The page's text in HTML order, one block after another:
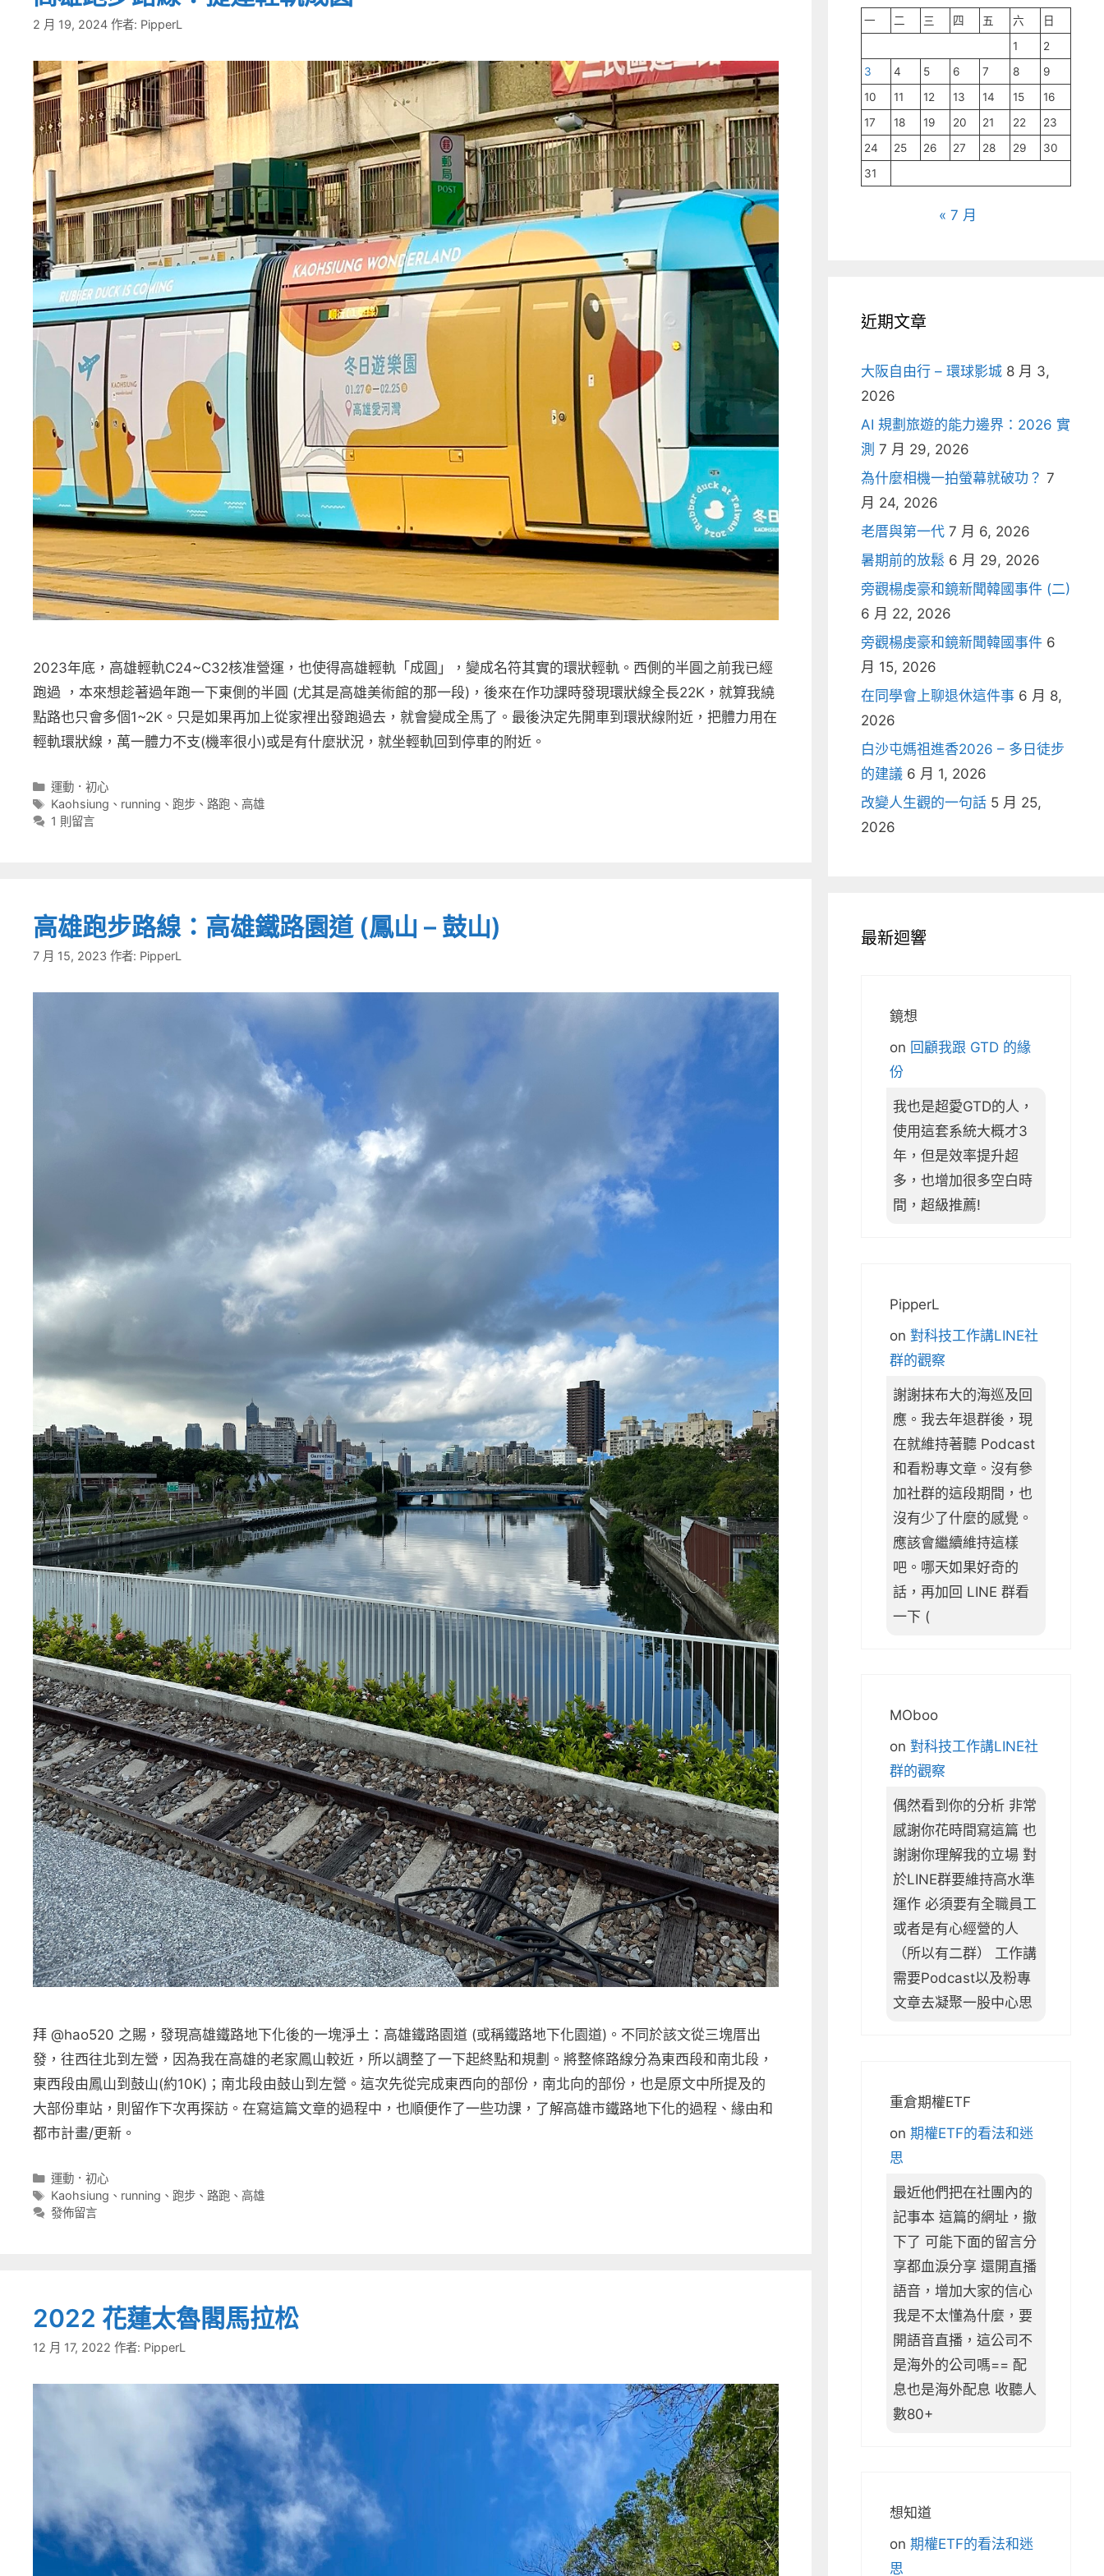
2 月 19, 2024 作者: PipperL
2023年底，高雄輕軌C24~C32核准營運，也使得高雄輕軌「成圓」，變成名符其實的環狀輕軌。西側的半圓之前我已經
跑過 ，本來想趁著過年跑一下東側的半圓 (尤其是高雄美術館的那一段)，後來在作功課時發現環狀線全長22K，就算我繞
點路也只會多個1~2K。只是如果再加上從家裡出發跑過去，就會變成全馬了。最後決定先開車到環狀線附近，把體力用在
輕軌環狀線，萬一體力不支(機率很小)或是有什麼狀況，就坐輕軌回到停車的附近。
分
類
運動．初心
標
籤
Kaohsiung 、 running 、 跑步、 路跑 、 高雄
1 則留言
高雄跑步路線：高雄鐵路園道 (鳳山 – 鼓山)
7 月 15, 2023 作者: PipperL
拜 @hao520 之賜，發現高雄鐵路地下化後的一塊淨土：高雄鐵路園道 (或稱鐵路地下化園道)。不同於該文從三塊厝出
發，往西往北到左營，因為我在高雄的老家鳳山較近，所以調整了一下起終點和規劃。將整條路線分為東西段和南北段，
東西段由鳳山到鼓山(約10K)；南北段由鼓山到左營。這次先從完成東西向的部份，南北向的部份，也是原文中所提及的
大部份車站，則留作下次再探訪。在寫這篇文章的過程中，也順便作了一些功課，了解高雄市鐵路地下化的過程、緣由和
都市計畫/更新。
分
類
運動．初心
標
籤
Kaohsiung 、 running 、 跑步、 路跑 、 高雄
發佈留言
2022 花蓮太魯閣馬拉松
12 月 17, 2022 作者: PipperL
一 二 三 四 五 六
日
1
2
3
4 5 6 7 8
9
10
11 12 13 14 15
16
17
18 19 20 21 22
23
24
25 26 27 28 29
30
31
« 7 月
近期文章
大阪自由行 – 環球影城 8 月 3,
2026
AI 規劃旅遊的能力邊界：2026 實
測 7 月 29, 2026
為什麼相機一拍螢幕就破功？ 7
月 24, 2026
老厝與第一代 7 月 6, 2026
暑期前的放鬆 6 月 29, 2026
旁觀楊虔豪和鏡新聞韓國事件 (二)
6 月 22, 2026
旁觀楊虔豪和鏡新聞韓國事件 6
月 15, 2026
在同學會上聊退休這件事 6 月 8,
2026
白沙屯媽祖進香2026 – 多日徒步
的建議 6 月 1, 2026
改變人生觀的一句話 5 月 25,
2026
最新迴響
鏡想
on 回顧我跟 GTD 的緣
份
我也是超愛GTD的人，
使用這套系統大概才3
年，但是效率提升超
多，也增加很多空白時
間，超級推薦!
PipperL
on 對科技工作講LINE社
群的觀察
謝謝抹布大的海巡及回
應。我去年退群後，現
在就維持著聽 Podcast
和看粉專文章。沒有參
加社群的這段期間，也
沒有少了什麼的感覺。
應該會繼續維持這樣
吧。哪天如果好奇的
話，再加回 LINE 群看
一下 (
MOboo
on 對科技工作講LINE社
群的觀察
偶然看到你的分析 非常
感謝你花時間寫這篇 也
謝謝你理解我的立場 對
於LINE群要維持高水準
運作 必須要有全職員工
或者是有心經營的人
（所以有二群） 工作講
需要Podcast以及粉專
文章去凝聚一股中心思
重倉期權ETF
on 期權ETF的看法和迷
思
最近他們把在社團內的
記事本 這篇的網址，撤
下了 可能下面的留言分
享都血淚分享 還開直播
語音，增加大家的信心
我是不太懂為什麼，要
開語音直播，這公司不
是海外的公司嗎== 配
息也是海外配息 收聽人
數80+
想知道
on 期權ETF的看法和迷
思